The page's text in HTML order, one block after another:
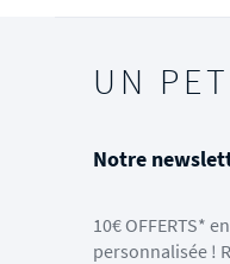
UN
Notre
10€ OFFERTS*
personnalisée !